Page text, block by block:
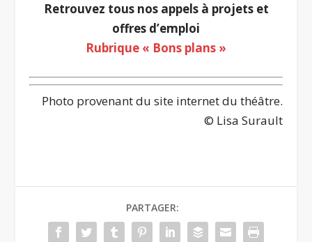
Retrouvez tous nos appels à projets et
offres d’emploi
Rubrique « Bons plans »
Photo provenant du site internet du théâtre.
© Lisa Surault
PARTAGER: